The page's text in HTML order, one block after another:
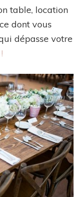
table, location
dont vous
dépasse votre